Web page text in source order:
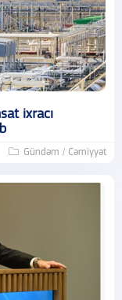
ixracı
Gündəm / Cəmiyyət